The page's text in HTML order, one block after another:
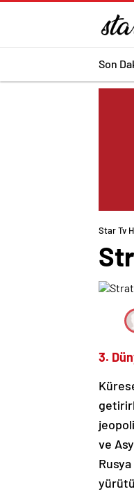
Son
Star Tv
3.
ve